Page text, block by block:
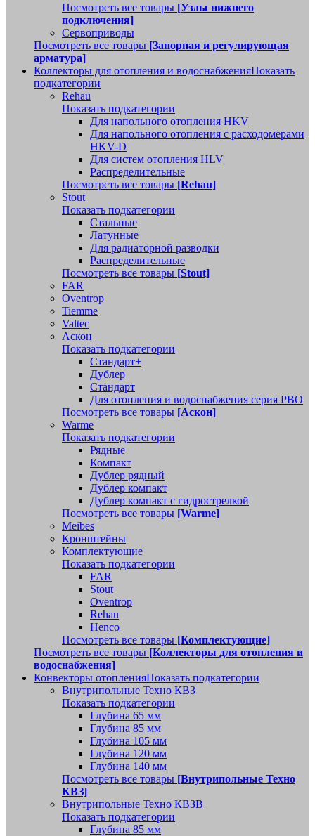
Посмотреть все товары [Узлы нижнего
подключения]
Сервоприводы
Посмотреть все товары [Запорная и регулирующая
арматура]
Коллекторы для отопления и водоснабженияПоказать
подкатегории
Rehau
Показать подкатегории
Для напольного отопления HKV
Для напольного отопления с расходомерами
HKV-D
Для систем отопления HLV
Распределительные
Посмотреть все товары [Rehau]
Stout
Показать подкатегории
Стальные
Латунные
Для радиаторной разводки
Распределительные
Посмотреть все товары [Stout]
FAR
Oventrop
Tiemme
Valtec
Аскон
Показать подкатегории
Стандарт+
Дублер
Стандарт
Для отопления и водоснабжения серия РВО
Посмотреть все товары [Аскон]
Warme
Показать подкатегории
Рядные
Компакт
Дублер рядный
Дублер компакт
Дублер компакт с гидрострелкой
Посмотреть все товары [Warme]
Meibes
Кронштейны
Комплектующие
Показать подкатегории
FAR
Stout
Oventrop
Rehau
Henco
Посмотреть все товары [Комплектующие]
Посмотреть все товары [Коллекторы для отопления и
водоснабжения]
Конвекторы отопленияПоказать подкатегории
Внутрипольные Техно КВЗ
Показать подкатегории
Глубина 65 мм
Глубина 85 мм
Глубина 105 мм
Глубина 120 мм
Глубина 140 мм
Посмотреть все товары [Внутрипольные Техно
КВЗ]
Внутрипольные Техно КВЗВ
Показать подкатегории
Глубина 85 мм